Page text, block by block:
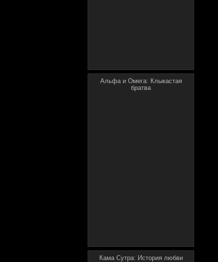
Альфа и Омега: Клыкастая
братва
Кама Сутра: История любви